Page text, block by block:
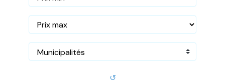
Municipalités
↺